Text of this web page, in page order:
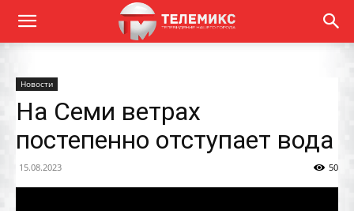
Новости
На Семи ветрах
постепенно отступает вода
15.08.2023 50